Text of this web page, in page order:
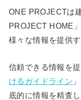
ONE PROJECTは
PROJECT HOME
様々な情報を提供
信頼できる情報を
けるガイドライン
底的に情報を精査